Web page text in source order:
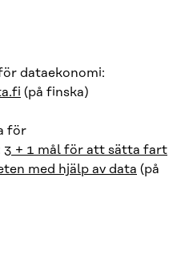
dataekonomi:
(på finska)
för
3 + 1 mål för att sätta fart
med hjälp av data (på